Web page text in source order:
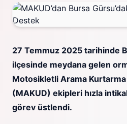
27 Temmuz 2025 tarihinde
ilçesinde meydana gelen
Motosikletli Arama
(MAKUD) ekipleri hızla
görev üstlendi.